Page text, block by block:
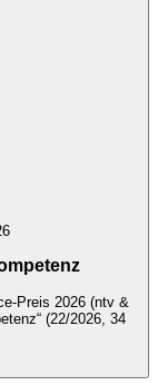
Preis 2026 (ntv &
(22/2026, 34